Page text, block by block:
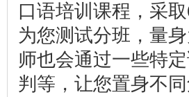
口语培训课程，采
为您测试分班，量
师也会通过一些特
判等，让您置身不